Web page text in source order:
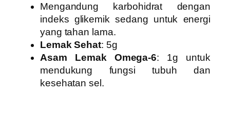
Mengandung karbohidrat dengan
indeks glikemik sedang untuk energi
yang tahan lama.
Lemak Sehat: 5g
Asam Lemak Omega-6: 1g untuk
mendukung fungsi tubuh dan
kesehatan sel.